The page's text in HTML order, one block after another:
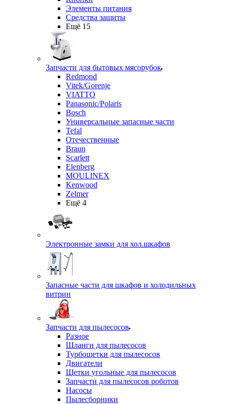
Элементы питания
Средства защиты
Ещё 15
Запчасти для бытовых мясорубок
Redmond
Vitek/Gorenje
VIATTO
Panasonic/Polaris
Bosch
Универсальные запасные части
Tefal
Отечественные
Braun
Scarlett
Elenberg
MOULINEX
Kenwood
Zelmer
Ещё 4
Электронные замки для хол.шкафов
Запасные части для шкафов и холодильных
витрин
Запчасти для пылесосов
Разное
Шланги для пылесосов
Турбощетки для пылесосов
Двигатели
Щетки угольные для пылесосов
Запчасти для пылесосов роботов
Насосы
Пылесборники